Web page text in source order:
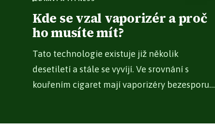
Kde se vzal vaporizér a proč
ho musíte mít?
Tato technologie existuje již několik
desetiletí a stále se vyvíjí. Ve srovnání s
kouřením cigaret mají vaporizéry bezesporu...